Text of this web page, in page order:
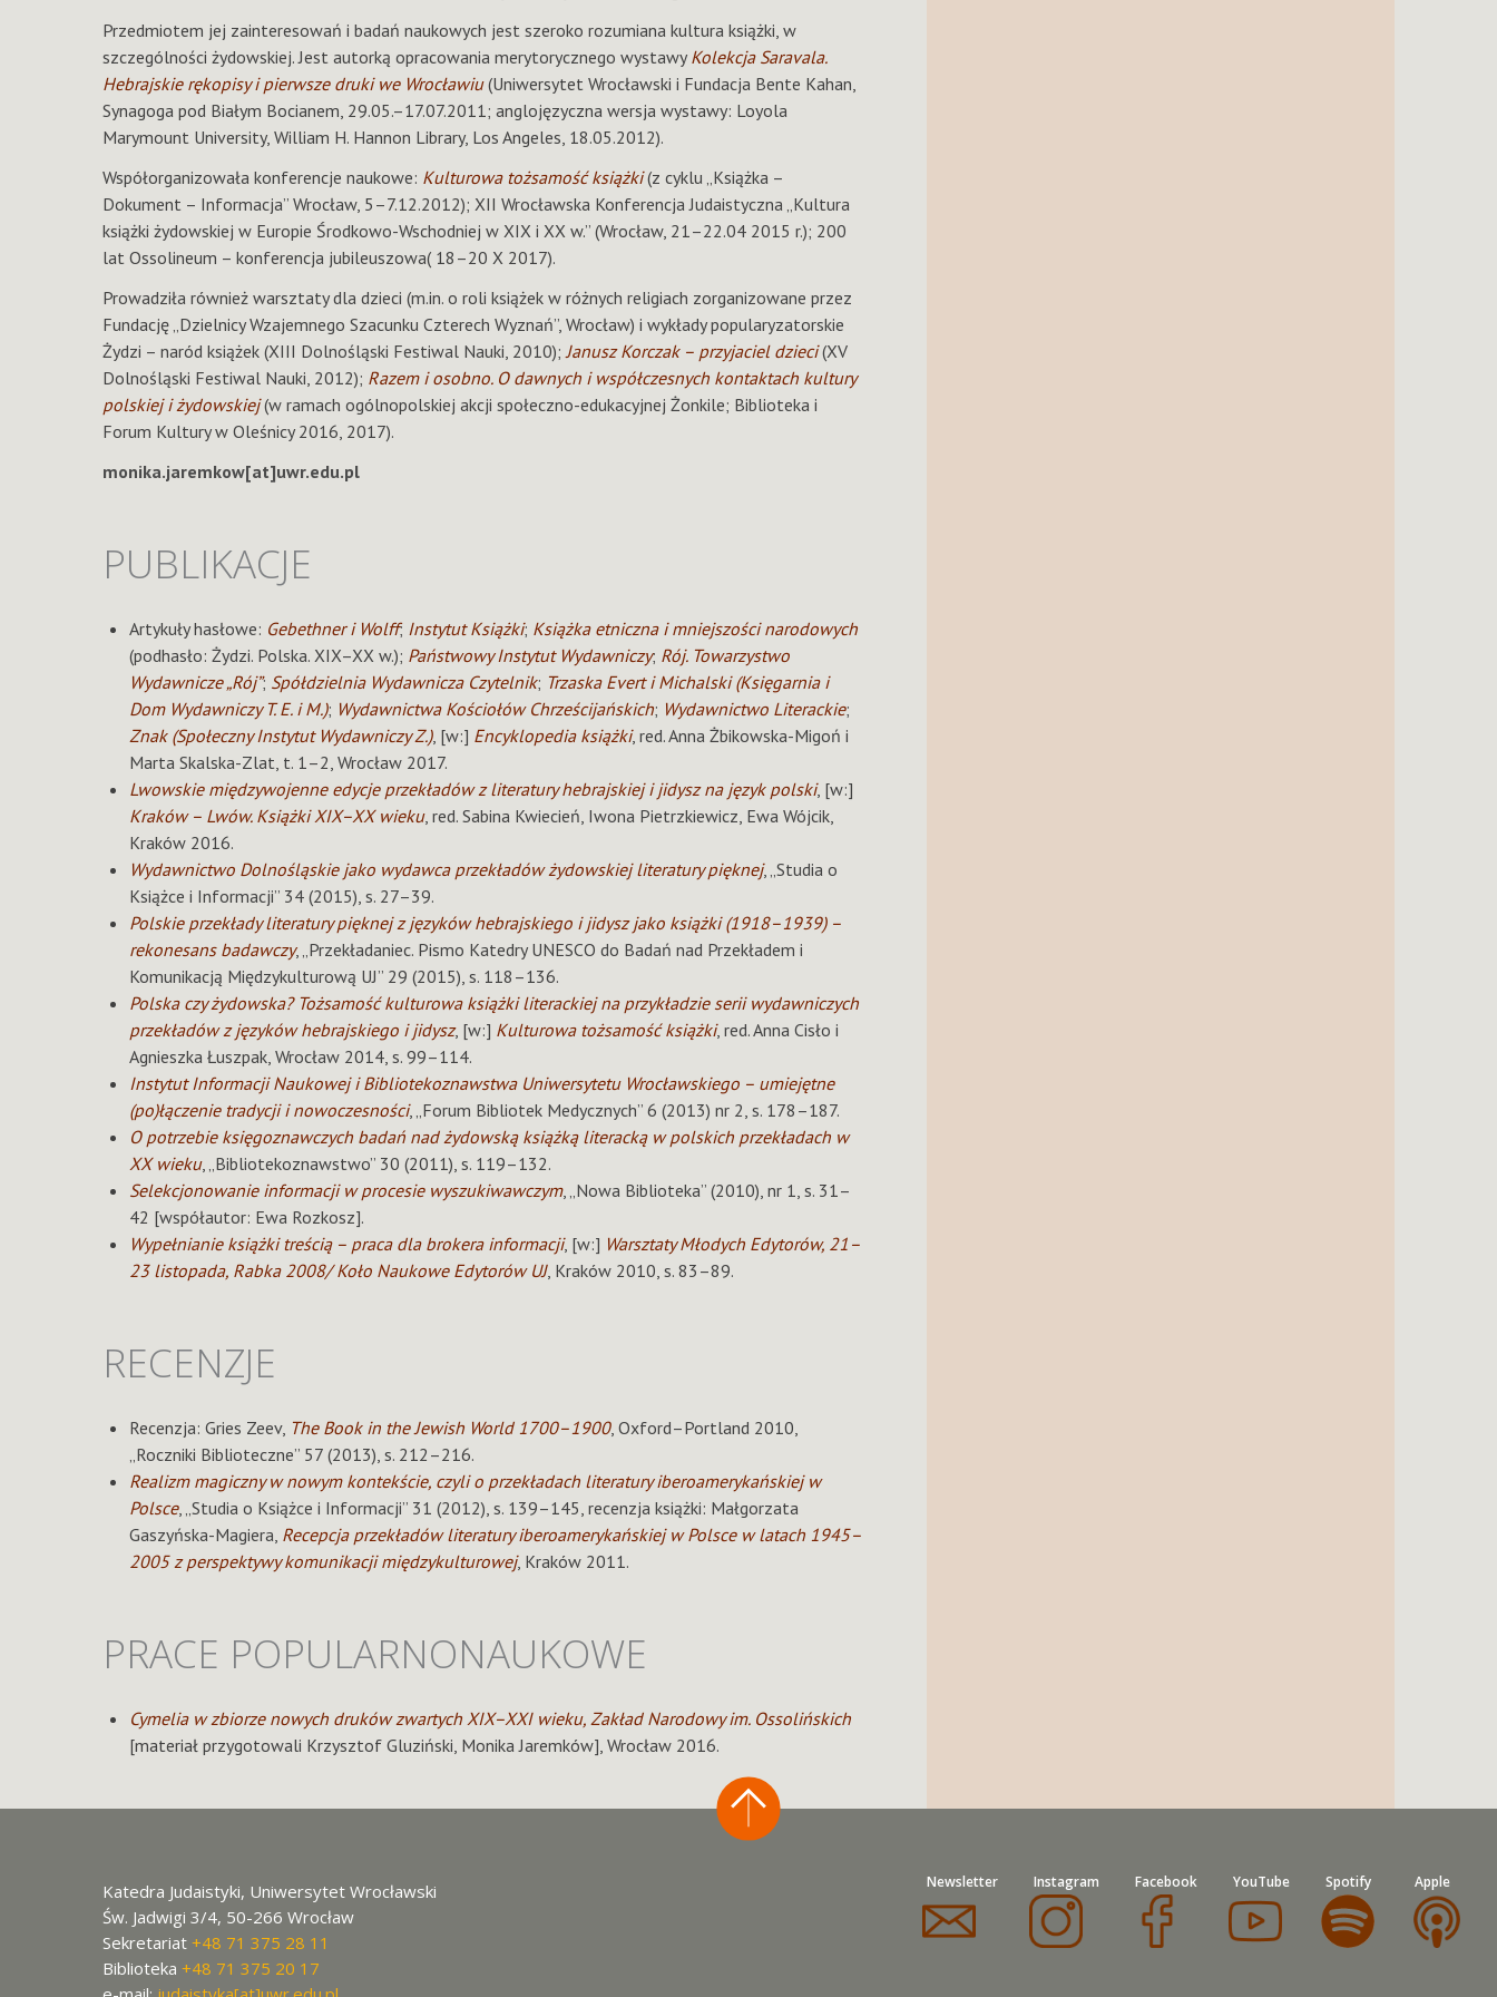
Przedmiotem jej zainteresowań i badań naukowych jest szeroko rozumiana kultura książki, w
szczególności żydowskiej. Jest autorką opracowania merytorycznego wystawy Kolekcja Saravala.
Hebrajskie rękopisy i pierwsze druki we Wrocławiu(Uniwersytet Wrocławski i Fundacja Bente Kahan,
Synagoga pod Białym Bocianem, 29.05.–17.07.2011; anglojęzyczna wersja wystawy: Loyola
Marymount University, William H. Hannon Library, Los Angeles, 18.05.2012).
Współorganizowała konferencje naukowe: Kulturowa tożsamość książki(z cyklu „Książka –
Dokument – Informacja” Wrocław, 5–7.12.2012); XII Wrocławska Konferencja Judaistyczna „Kultura
książki żydowskiej w Europie Środkowo-Wschodniej w XIX i XX w.” (Wrocław, 21–22.04 2015 r.); 200
lat Ossolineum – konferencja jubileuszowa( 18–20 X 2017).
Prowadziła również warsztaty dla dzieci (m.in. o roli książek w różnych religiach zorganizowane przez
Fundację „Dzielnicy Wzajemnego Szacunku Czterech Wyznań”, Wrocław) i wykłady popularyzatorskie
Żydzi – naród książek (XIII Dolnośląski Festiwal Nauki, 2010); Janusz Korczak – przyjaciel dzieci(XV
Dolnośląski Festiwal Nauki, 2012); Razem i osobno. O dawnych i współczesnych kontaktach kultury
polskiej i żydowskiej(w ramach ogólnopolskiej akcji społeczno-edukacyjnej Żonkile; Biblioteka i
Forum Kultury w Oleśnicy 2016, 2017).
monika.jaremkow[at]uwr.edu.pl
PUBLIKACJE
Artykuły hasłowe: Gebethner i Wolff; Instytut Książki; Książka etniczna i mniejszości narodowych
(podhasło: Żydzi. Polska. XIX–XX w.); Państwowy Instytut Wydawniczy; Rój. Towarzystwo
Wydawnicze „Rój”; Spółdzielnia Wydawnicza Czytelnik; Trzaska Evert i Michalski (Księgarnia i
Dom Wydawniczy T. E. i M.); Wydawnictwa Kościołów Chrześcijańskich; Wydawnictwo Literackie;
Znak (Społeczny Instytut Wydawniczy Z.), [w:] Encyklopedia książki, red. Anna Żbikowska-Migoń i
Marta Skalska-Zlat, t. 1–2, Wrocław 2017.
Lwowskie międzywojenne edycje przekładów z literatury hebrajskiej i jidysz na język polski, [w:]
Kraków – Lwów. Książki XIX–XX wieku, red. Sabina Kwiecień, Iwona Pietrzkiewicz, Ewa Wójcik,
Kraków 2016.
Wydawnictwo Dolnośląskie jako wydawca przekładów żydowskiej literatury pięknej, „Studia o
Książce i Informacji” 34 (2015), s. 27–39.
Polskie przekłady literatury pięknej z języków hebrajskiego i jidysz jako książki (1918–1939) –
rekonesans badawczy, „Przekładaniec. Pismo Katedry UNESCO do Badań nad Przekładem i
Komunikacją Międzykulturową UJ” 29 (2015), s. 118–136.
Polska czy żydowska? Tożsamość kulturowa książki literackiej na przykładzie serii wydawniczych
przekładów z języków hebrajskiego i jidysz, [w:] Kulturowa tożsamość książki, red. Anna Cisło i
Agnieszka Łuszpak, Wrocław 2014, s. 99–114.
Instytut Informacji Naukowej i Bibliotekoznawstwa Uniwersytetu Wrocławskiego – umiejętne
(po)łączenie tradycji i nowoczesności, „Forum Bibliotek Medycznych” 6 (2013) nr 2, s. 178–187.
O potrzebie księgoznawczych badań nad żydowską książką literacką w polskich przekładach w
XX wieku, „Bibliotekoznawstwo” 30 (2011), s. 119–132.
Selekcjonowanie informacji w procesie wyszukiwawczym, „Nowa Biblioteka” (2010), nr 1, s. 31–
42 [współautor: Ewa Rozkosz].
Wypełnianie książki treścią – praca dla brokera informacji, [w:] Warsztaty Młodych Edytorów, 21–
23 listopada, Rabka 2008/ Koło Naukowe Edytorów UJ, Kraków 2010, s. 83–89.
RECENZJE
Recenzja: Gries Zeev, The Book in the Jewish World 1700–1900, Oxford–Portland 2010,
„Roczniki Biblioteczne” 57 (2013), s. 212–216.
Realizm magiczny w nowym kontekście, czyli o przekładach literatury iberoamerykańskiej w
Polsce, „Studia o Książce i Informacji” 31 (2012), s. 139–145, recenzja książki: Małgorzata
Gaszyńska-Magiera, Recepcja przekładów literatury iberoamerykańskiej w Polsce w latach 1945–
2005 z perspektywy komunikacji międzykulturowej, Kraków 2011.
PRACE POPULARNONAUKOWE
Cymelia w zbiorze nowych druków zwartych XIX–XXI wieku, Zakład Narodowy im. Ossolińskich
[materiał przygotowali Krzysztof Gluziński, Monika Jaremków], Wrocław 2016.
Newsletter Instagram Facebook YouTube Spotify Apple
Katedra Judaistyki, Uniwersytet Wrocławski
Św. Jadwigi 3/4, 50-266 Wrocław
Sekretariat +48 71 375 28 11
Biblioteka +48 71 375 20 17